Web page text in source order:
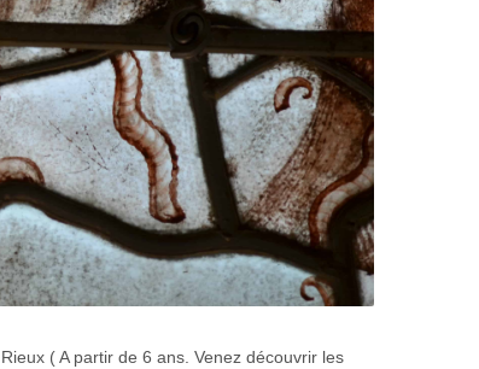
( A partir de 6 ans. Venez découvrir les